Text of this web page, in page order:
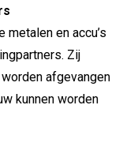
metalen en accu’s
Zij
afgevangen
kunnen worden